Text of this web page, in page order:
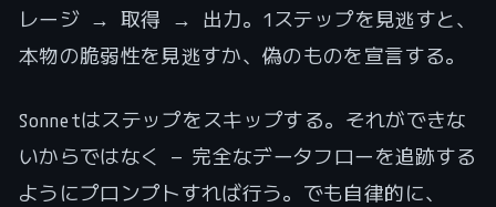
レージ → 取得 → 出力。1ステップを見逃すと、
本物の脆弱性を見逃すか、偽のものを宣言する。
Sonnetはステップをスキップする。それができな
いからではなく — 完全なデータフローを追跡する
ようにプロンプトすれば行う。でも自律的に、